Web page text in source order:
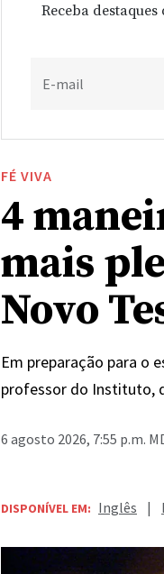
Receba
E-mail
FÉ VIVA
4
mais
Novo
Em preparação para o
professor do Instituto,
6 agosto 2026, 7:55 p.m.
DISPONÍVEL EM: Inglês |